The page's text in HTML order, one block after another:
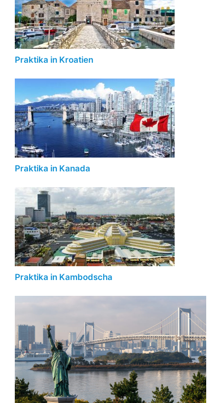
Praktika in Kroatien
Praktika in Kanada
Praktika in Kambodscha